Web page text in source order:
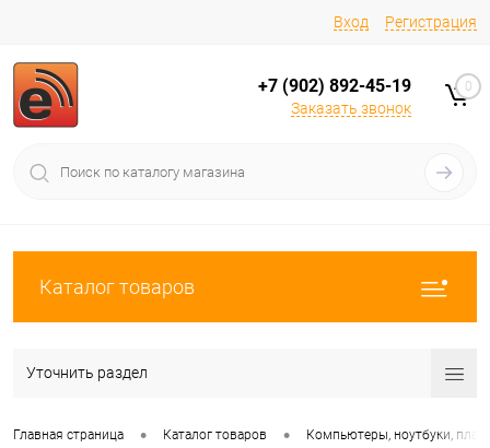
Вход Регистрация
+7 (902) 892-45-19
Заказать звонок
0
Каталог товаров
Уточнить раздел
Главная страница • Каталог товаров • Компьютеры, ноутбуки,